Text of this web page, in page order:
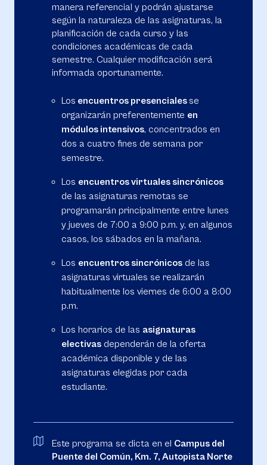
manera referencial y podrán ajustarse
según la naturaleza de las asignaturas, la
planificación de cada curso y las
condiciones académicas de cada
semestre. Cualquier modificación será
informada oportunamente.
Los encuentros presencialesse
organizarán preferentemente en
módulos intensivos, concentrados en
dos a cuatro fines de semana por
semestre.
Los encuentros virtuales sincrónicos
de las asignaturas remotas se
programarán principalmente entre lunes
y jueves de 7:00 a 9:00 p.m. y, en algunos
casos, los sábados en la mañana.
Los encuentros sincrónicos de las
asignaturas virtuales se realizarán
habitualmente los viernes de 6:00 a 8:00
p.m.
Los horarios de las asignaturas
electivas dependerán de la oferta
académica disponible y de las
asignaturas elegidas por cada
estudiante.
Este programa se dicta en el Campus del
Puente del Común, Km. 7, Autopista Norte